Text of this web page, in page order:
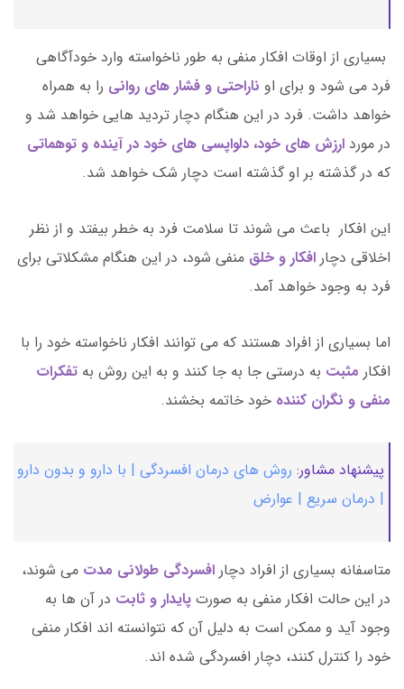
بسیاری از اوقات افکار منفی به طور ناخواسته وارد خودآگاهی
فرد می شود و برای او ناراحتی و فشار های روانی را به همراه
خواهد داشت. فرد در این هنگام دچار تردید هایی خواهد شد و
در مورد ارزش های خود، دلواپسی های خود در آینده و توهماتی
که در گذشته بر او گذشته است دچار شک خواهد شد.
این افکار باعث می شوند تا سلامت فرد به خطر بیفتد و از نظر
اخلاقی دچار افکار و خلق منفی شود، در این هنگام مشکلاتی برای
فرد به وجود خواهد آمد.
اما بسیاری از افراد هستند که می توانند افکار ناخواسته خود را با
افکار مثبت به درستی جا به جا کنند و به این روش به تفکرات
منفی و نگران کننده خود خاتمه بخشند.
پیشنهاد مشاور: روش های درمان افسردگی | با دارو و بدون دارو
| درمان سریع | عوارض
متاسفانه بسیاری از افراد دچار افسردگی طولانی مدت می شوند،
در این حالت افکار منفی به صورت پایدار و ثابت در آن ها به
وجود آید و ممکن است به دلیل آن که نتوانسته اند افکار منفی
خود را کنترل کنند، دچار افسردگی شده اند.